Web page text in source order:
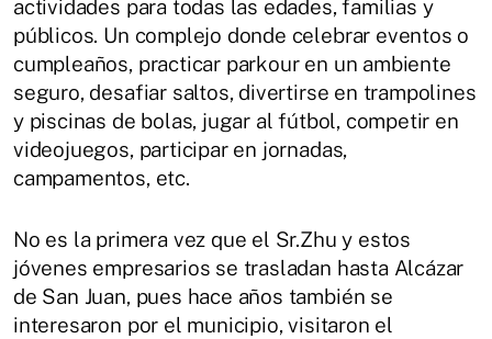
actividades para todas las edades, familias y
públicos. Un complejo donde celebrar eventos o
cumpleaños, practicar parkour en un ambiente
seguro, desafiar saltos, divertirse en trampolines
y piscinas de bolas, jugar al fútbol, competir en
videojuegos, participar en jornadas,
campamentos, etc.
No es la primera vez que el Sr.Zhu y estos
jóvenes empresarios se trasladan hasta Alcázar
de San Juan, pues hace años también se
interesaron por el municipio, visitaron el